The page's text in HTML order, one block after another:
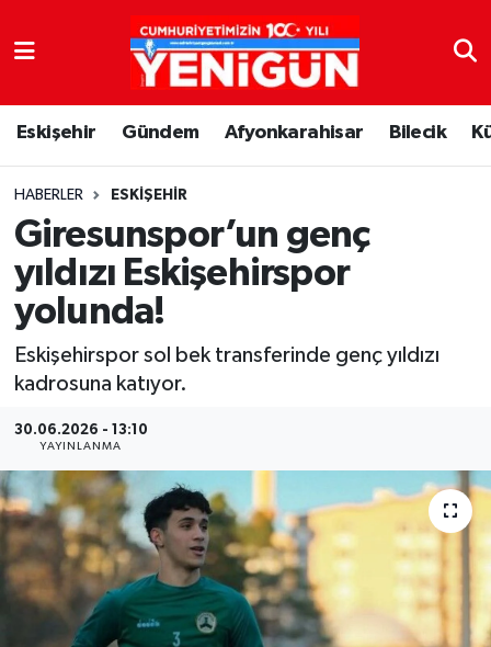
Eskişehir Gündem Afyonkarahisar Bilecik
HABERLER ESKIŞEHIR
Giresunspor’un genç
yıldızı Eskişehirspor
yolunda!
Eskişehirspor sol bek transferinde genç yıldızı
kadrosuna katıyor.
30.06.2026 - 13:10
YAYINLANMA
Nöbetçi Eczaneler
Hava Durumu
Trafik Durumu
Süper Lig Puan Durumu ve Fikstür
Tüm Manşetler
Son Dakika Haberleri